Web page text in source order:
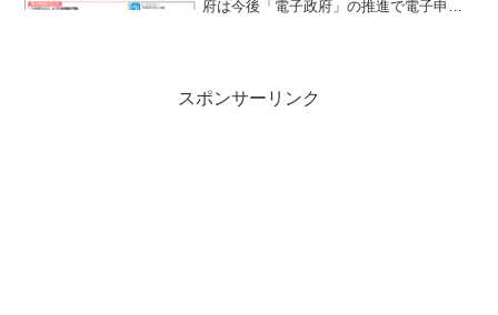
府は今後「電子政府」の推進で電子申請
スポンサーリンク